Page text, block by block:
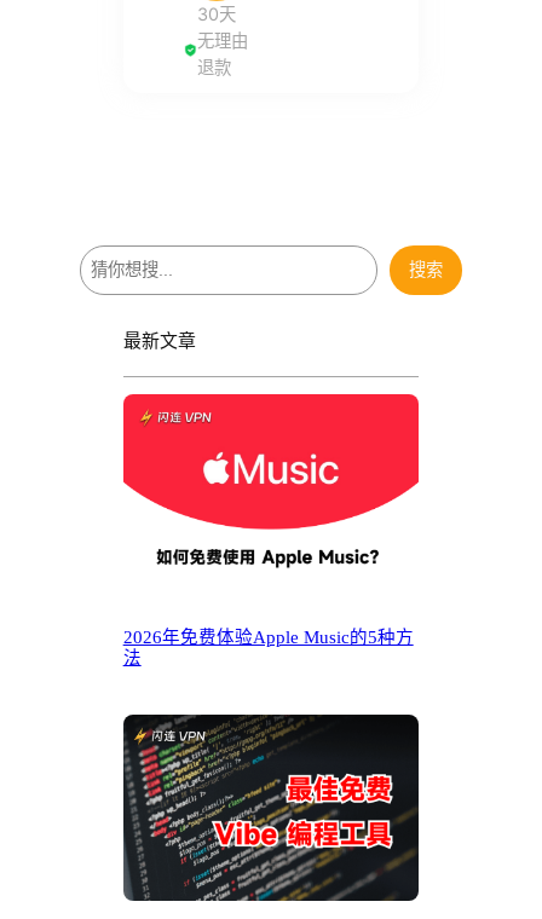
30天
无理由
退款
搜
索
搜索
最新文章
2026年免费体验Apple Music的5种方
法